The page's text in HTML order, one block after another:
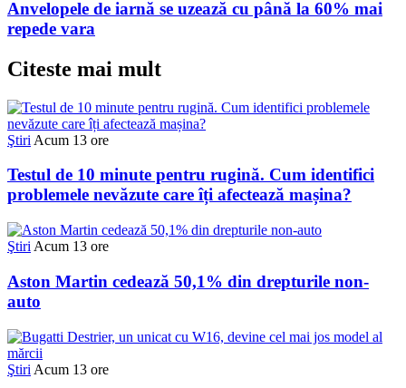
Anvelopele de iarnă se uzează cu până la 60% mai
repede vara
Citeste mai mult
Ştiri Acum 13 ore
Testul de 10 minute pentru rugină. Cum identifici
problemele nevăzute care îți afectează mașina?
Ştiri Acum 13 ore
Aston Martin cedează 50,1% din drepturile non-
auto
Ştiri Acum 13 ore